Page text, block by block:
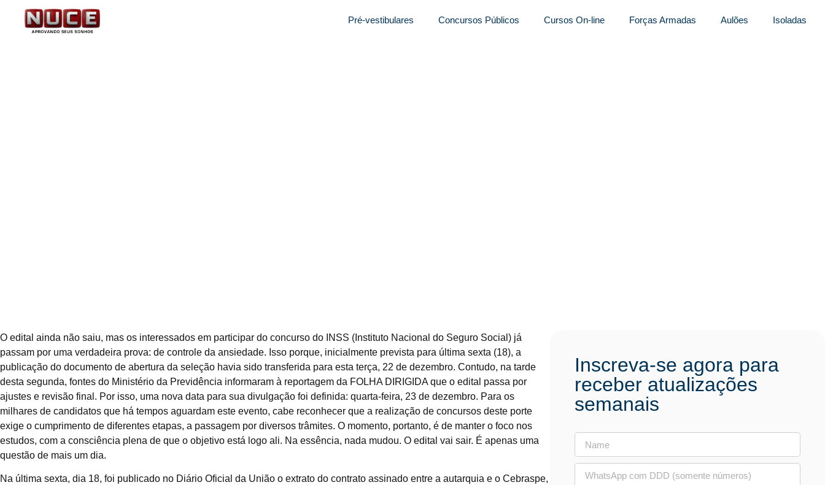
Pré-vestibulares Concursos Públicos Cursos On-line Forças Armadas Aulões Isoladas
O edital ainda não saiu, mas os interessados em participar do concurso do INSS (Instituto Nacional do Seguro Social) já
passam por uma verdadeira prova: de controle da ansiedade. Isso porque, inicialmente prevista para última sexta (18), a
publicação do documento de abertura da seleção havia sido transferida para esta terça, 22 de dezembro. Contudo, na tarde
desta segunda, fontes do Ministério da Previdência informaram à reportagem da FOLHA DIRIGIDA que o edital passa por
ajustes e revisão final. Por isso, uma nova data para sua divulgação foi definida: quarta-feira, 23 de dezembro. Para os
milhares de candidatos que há tempos aguardam este evento, cabe reconhecer que a realização de concursos deste porte
exige o cumprimento de diferentes etapas, a passagem por diversos trâmites. O momento, portanto, é de manter o foco nos
estudos, com a consciência plena de que o objetivo está logo ali. Na essência, nada mudou. O edital vai sair. É apenas uma
questão de mais um dia.
Na última sexta, dia 18, foi publicado no Diário Oficial da União o extrato do contrato assinado entre a autarquia e o Cebraspe,
Inscreva-se agora para
receber atualizações
semanais